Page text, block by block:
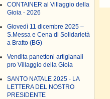
CONTAINER al Villaggio della
Gioia - 2026
Giovedì 11 dicembre 2025 –
S.Messa e Cena di Solidarietà
a Bratto (BG)
Vendita panettoni artigianali
pro Villaggio della Gioia
SANTO NATALE 2025 - LA
LETTERA DEL NOSTRO
PRESIDENTE